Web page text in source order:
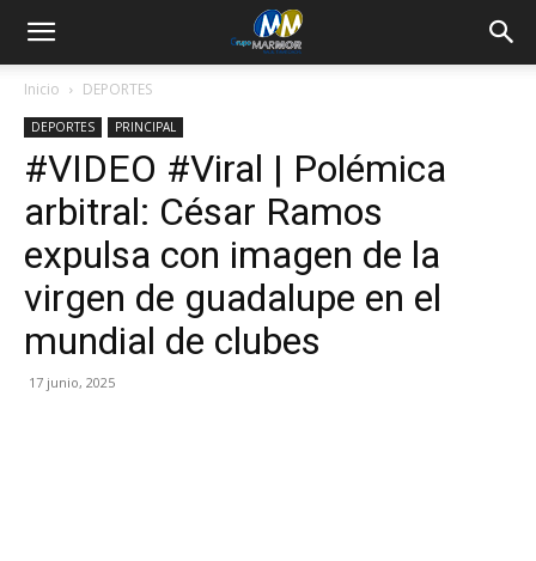
Inicio DEPORTES
DEPORTES PRINCIPAL
#VIDEO #Viral | Polémica
arbitral: César Ramos
expulsa con imagen de la
virgen de guadalupe en el
mundial de clubes
17 junio, 2025